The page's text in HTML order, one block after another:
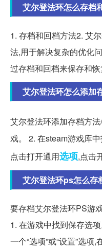
艾尔登法环怎么存档
1. 存档和回档方法2. 艾
法,用于解决复杂的优化
过存档和回档来保存和恢
艾尔登法环怎么添加
艾尔登法环添加存档方
戏。 2. 在steam游戏库
点击打开通用选项,点击
艾尔登法环ps怎么存
要存档艾尔登法环PS游
1. 在游戏中找到保存选
一个“选项”或“设置”选项,